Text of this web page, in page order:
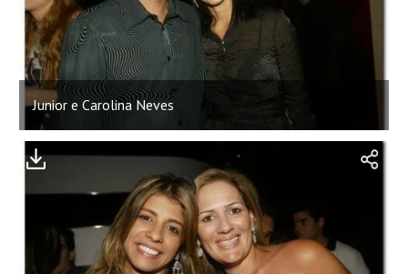
Junior e Carolina Neves